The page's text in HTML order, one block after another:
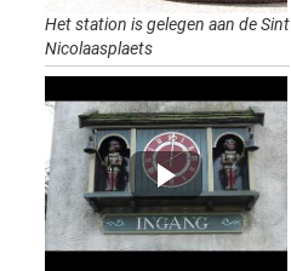
Het station is gelegen aan de Sint
Nicolaasplaets